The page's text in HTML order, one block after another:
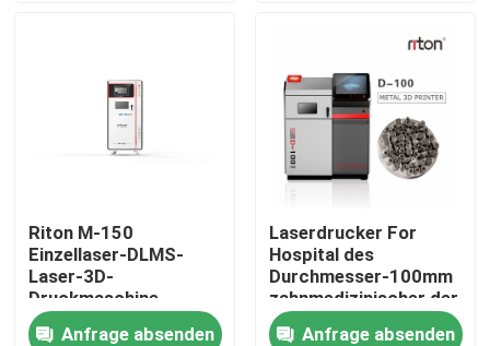
Qualitätskontrolle
Kontakt
Riton M-150
Einzellaser-DLMS-
Laser-3D-
Druckmaschine
Anfrage absenden
Laserdrucker For
Hospital des
Durchmesser-100mm
zahnmedizinischer der
Produkt-3d
Anfrage absenden